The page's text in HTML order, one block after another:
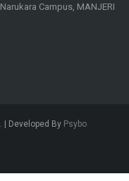
Narukara Campus, MANJERI
. | Developed By Psybo